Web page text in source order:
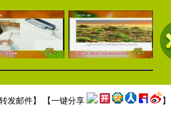
转发邮件】 【一键分享 】